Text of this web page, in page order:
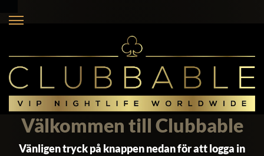
Välkommen till Clubbable
Vänligen tryck på knappen nedan för att logga in